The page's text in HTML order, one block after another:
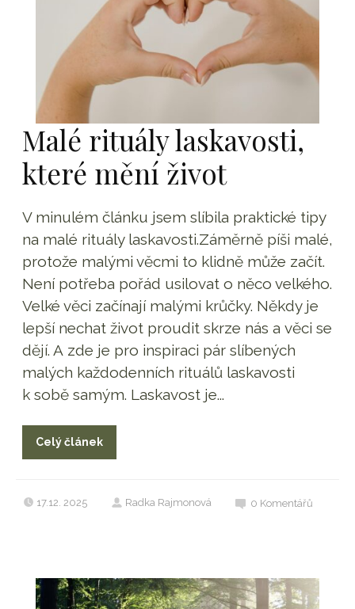
Malé rituály laskavosti,
které mění život
V minulém článku jsem slíbila praktické tipy
na malé rituály laskavosti.Záměrně píši malé,
protože malými věcmi to klidně může začít.
Není potřeba pořád usilovat o něco velkého.
Velké věci začínají malými krůčky. Někdy je
lepší nechat život proudit skrze nás a věci se
dějí. A zde je pro inspiraci pár slíbených
malých každodenních rituálů laskavosti
k sobě samým. Laskavost je...
Celý článek
17.12. 2025 Radka Rajmonová 0 Komentářů